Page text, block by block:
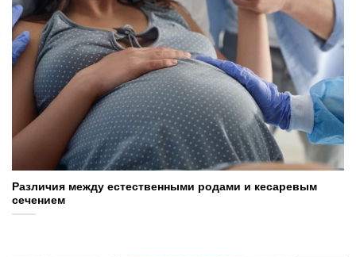
Различия между естественными родами и кесаревым
сечением